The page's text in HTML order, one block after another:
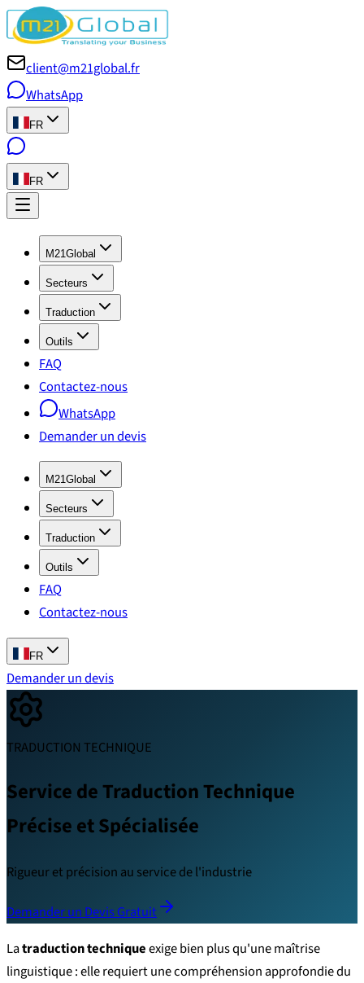
client@m21global.fr
WhatsApp
FR
FR
M21Global
Secteurs
Traduction
Outils
FAQ
Contactez-nous
WhatsApp
Demander un devis
M21Global
Secteurs
Traduction
Outils
FAQ
Contactez-nous
FR
Demander un devis
TRADUCTION TECHNIQUE
Service de Traduction Technique
Précise et Spécialisée
Rigueur et précision au service de l'industrie
Demander un Devis Gratuit
Latraduction techniqueexige bien plus qu'une maîtrise
linguistique : elle requiert une compréhension approfondie du